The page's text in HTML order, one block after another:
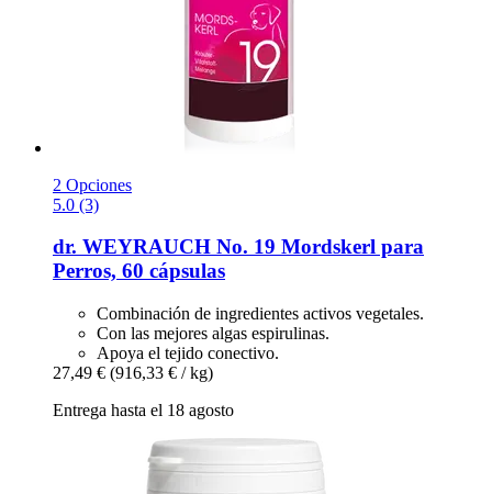
2 Opciones
5.0 (3)
dr. WEYRAUCH No. 19 Mordskerl para
Perros, 60 cápsulas
Combinación de ingredientes activos vegetales.
Con las mejores algas espirulinas.
Apoya el tejido conectivo.
27,49 € (916,33 € / kg)
Entrega hasta el 18 agosto